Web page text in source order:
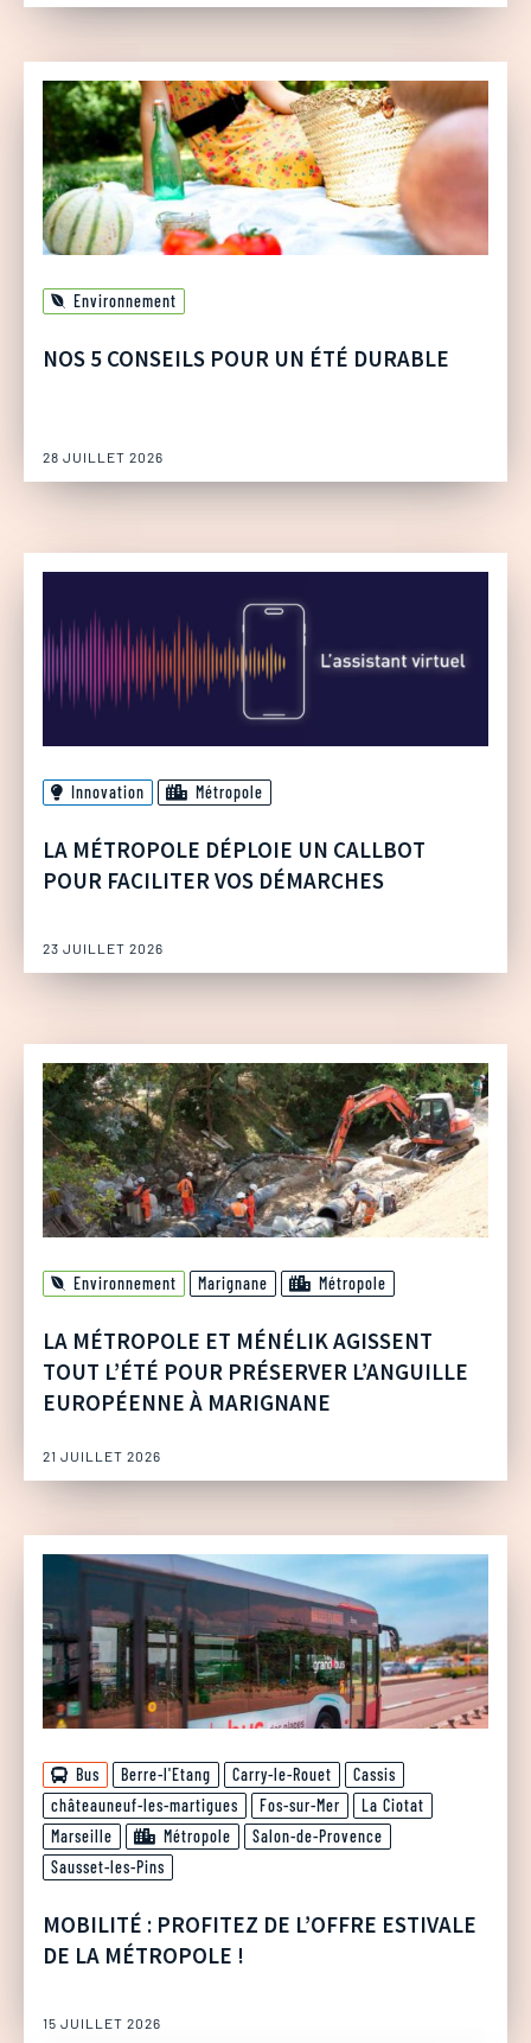
Environnement
NOS 5 CONSEILS POUR UN ÉTÉ DURABLE
28 JUILLET 2026
Innovation Métropole
LA MÉTROPOLE DÉPLOIE UN CALLBOT
POUR FACILITER VOS DÉMARCHES
23 JUILLET 2026
Environnement Marignane Métropole
LA MÉTROPOLE ET MÉNÉLIK AGISSENT
TOUT L’ÉTÉ POUR PRÉSERVER L’ANGUILLE
EUROPÉENNE À MARIGNANE
21 JUILLET 2026
Bus Berre-l'Etang Carry-le-Rouet
Cassis
châteauneuf-les-martigues
Fos-sur-Mer
La Ciotat
Marseille
Métropole
Salon-de-Provence
Sausset-les-Pins
MOBILITÉ : PROFITEZ DE L’OFFRE ESTIVALE
DE LA MÉTROPOLE !
15 JUILLET 2026